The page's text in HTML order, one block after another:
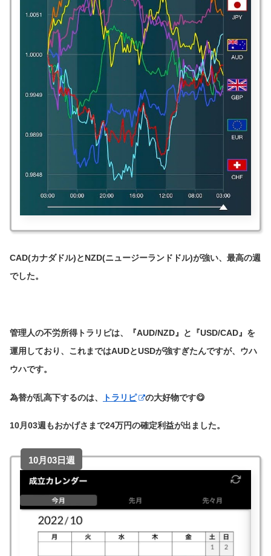
CAD(カナダドル)とNZD(ニュージーランドドル)が強い、最高の週
でした。
管理人の不労所得トラリピは、『AUD/NZD』と『USD/CAD』を
運用しており、これまではAUDとUSDが強すぎたんですが、ウハ
ウハです。
為替が乱高下するのは、 トラリピ の大好物です😋
10月03週もおかげさまで24万円の確定利益が出ました。
10月03日週